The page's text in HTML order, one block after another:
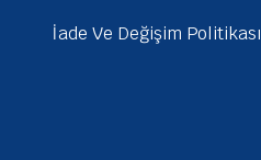
İade Ve Değişim Politikası